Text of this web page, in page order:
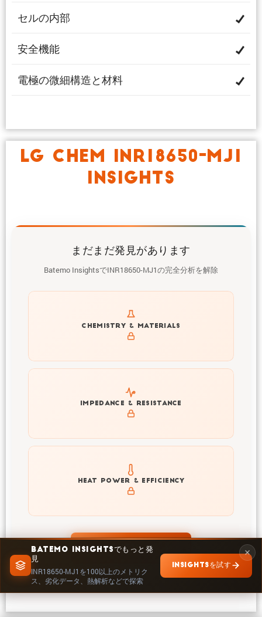
BATEMO INSIGHTSでもっと発
見
INR18650-MJ1を100以上のメトリク
ス、劣化データ、熱解析などで探索
INSIGHTSを試す
セルの内部
安全機能
電極の微細構造と材料
LG CHEM INR18650-MJ1
INSIGHTS
まだまだ発見があります
Batemo InsightsでINR18650-MJ1の完全分析を解除
CHEMISTRY & MATERIALS
Get to know active materials for the INR18650-MJ1
IMPEDANCE & RESISTANCE
Explore impedance spectrum and DCIR (SOC, T) of
INR18650-MJ1
HEAT POWER & EFFICIENCY
Explore heat generation and cell efficiency at different
temperatures and powers of INR18650-MJ1
INSIGHTSで探索